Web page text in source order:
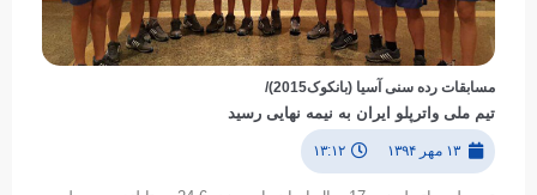
مسابقات رده سنی آسیا (بانکوک2015)/
تیم ملی واترپلو ایران به نیمه نهایی رسید
۱۳ مهر ۱۳۹۴ ۱۳:۱۲